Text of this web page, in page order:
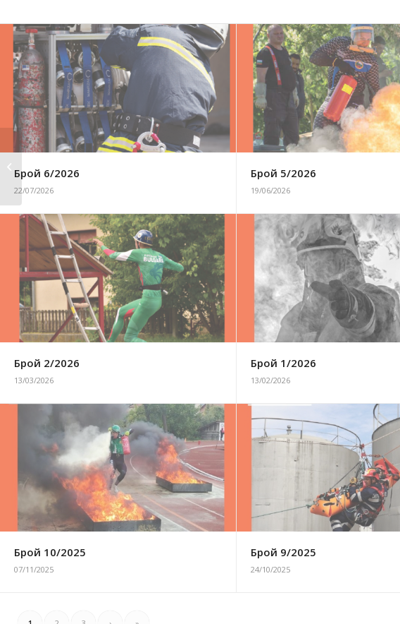
Брой 6/2026
22/07/2026
Брой 5/2026
19/06/2026
Брой 2/2026
13/03/2026
Брой 1/2026
13/02/2026
Брой 10/2025
07/11/2025
Брой 9/2025
24/10/2025